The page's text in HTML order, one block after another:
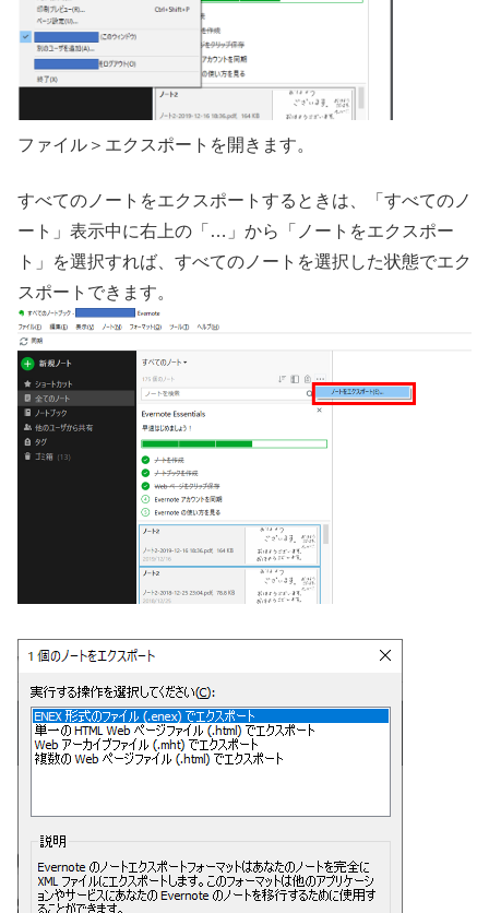
ファイル＞エクスポートを開きます。
すべてのノートをエクスポートするときは、「すべてのノ
ート」表示中に右上の「…」から「ノートをエクスポー
ト」を選択すれば、すべてのノートを選択した状態でエク
スポートできます。